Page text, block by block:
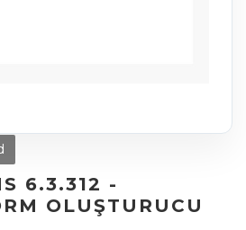
6.3.312 -
OLUŞTURUCU